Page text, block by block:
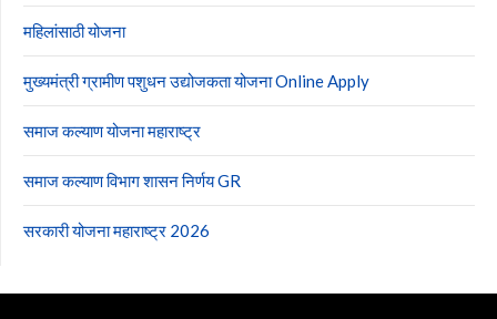
महिलांसाठी योजना
मुख्यमंत्री ग्रामीण पशुधन उद्योजकता योजना Online Apply
समाज कल्याण योजना महाराष्ट्र
समाज कल्याण विभाग शासन निर्णय GR
सरकारी योजना महाराष्ट्र 2026